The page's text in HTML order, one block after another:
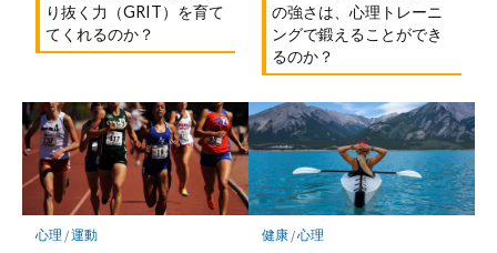
り抜く力（GRIT）を育て
てくれるのか？
の強さは、心理トレーニ
ングで鍛えることができ
るのか？
心理 /運動 健康/心理